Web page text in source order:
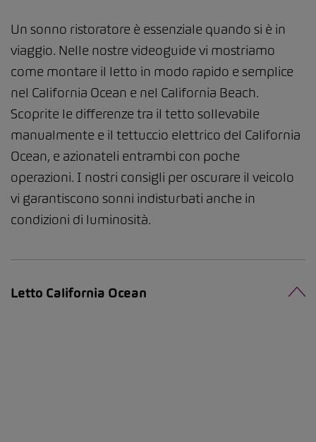
Un sonno ristoratore è essenziale quando si è in
viaggio. Nelle nostre videoguide vi mostriamo
come montare il letto in modo rapido e semplice
nel California Ocean e nel California Beach.
Scoprite le differenze tra il tetto sollevabile
manualmente e il tettuccio elettrico del California
Ocean, e azionateli entrambi con poche
operazioni. I nostri consigli per oscurare il veicolo
vi garantiscono sonni indisturbati anche in
condizioni di luminosità.
Letto California Ocean